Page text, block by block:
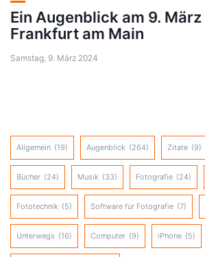
Ein Augenblick am 9.
Frankfurt am Main
Samstag, 9. März 2024
Allgemein (19) Augenblick (264) Zitate (9)
Bücher (24) Musik (33) Fotografie (24)
Fototechnik (5) Software für Fotografie (7)
Unterwegs (16) Computer (9) iPhone (5)